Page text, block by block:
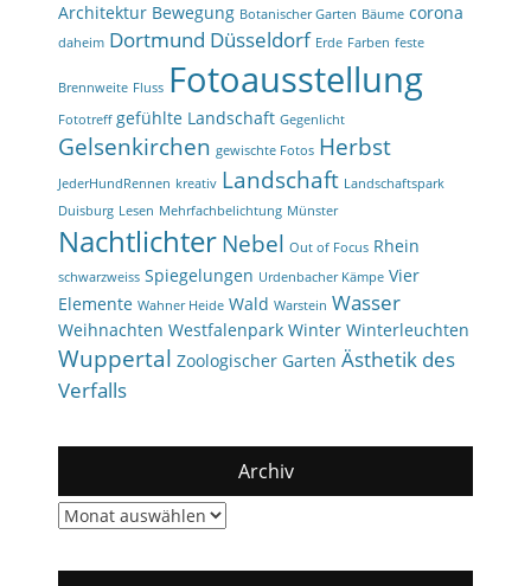
Architektur Bewegung Botanischer Garten Bäume corona
daheim Dortmund Düsseldorf Erde Farben feste
Brennweite Fluss Fotoausstellung
Fototreff gefühlte Landschaft Gegenlicht
Gelsenkirchen gewischte Fotos Herbst
JederHundRennen kreativ Landschaft Landschaftspark
Duisburg Lesen Mehrfachbelichtung Münster
NachtlichterNebel Out of Focus Rhein
schwarzweiss Spiegelungen Urdenbacher Kämpe Vier
Elemente Wahner Heide Wald Warstein Wasser
Weihnachten Westfalenpark Winter Winterleuchten
Wuppertal Zoologischer Garten Ästhetik des
Verfalls
Archiv
Archiv